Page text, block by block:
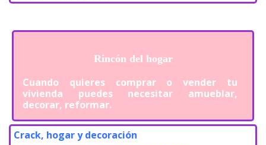
Rincón del hogar
Cuando quieres comprar o vender tu
vivienda puedes necesitar amueblar,
decorar, reformar.
Crack, hogar y decoración